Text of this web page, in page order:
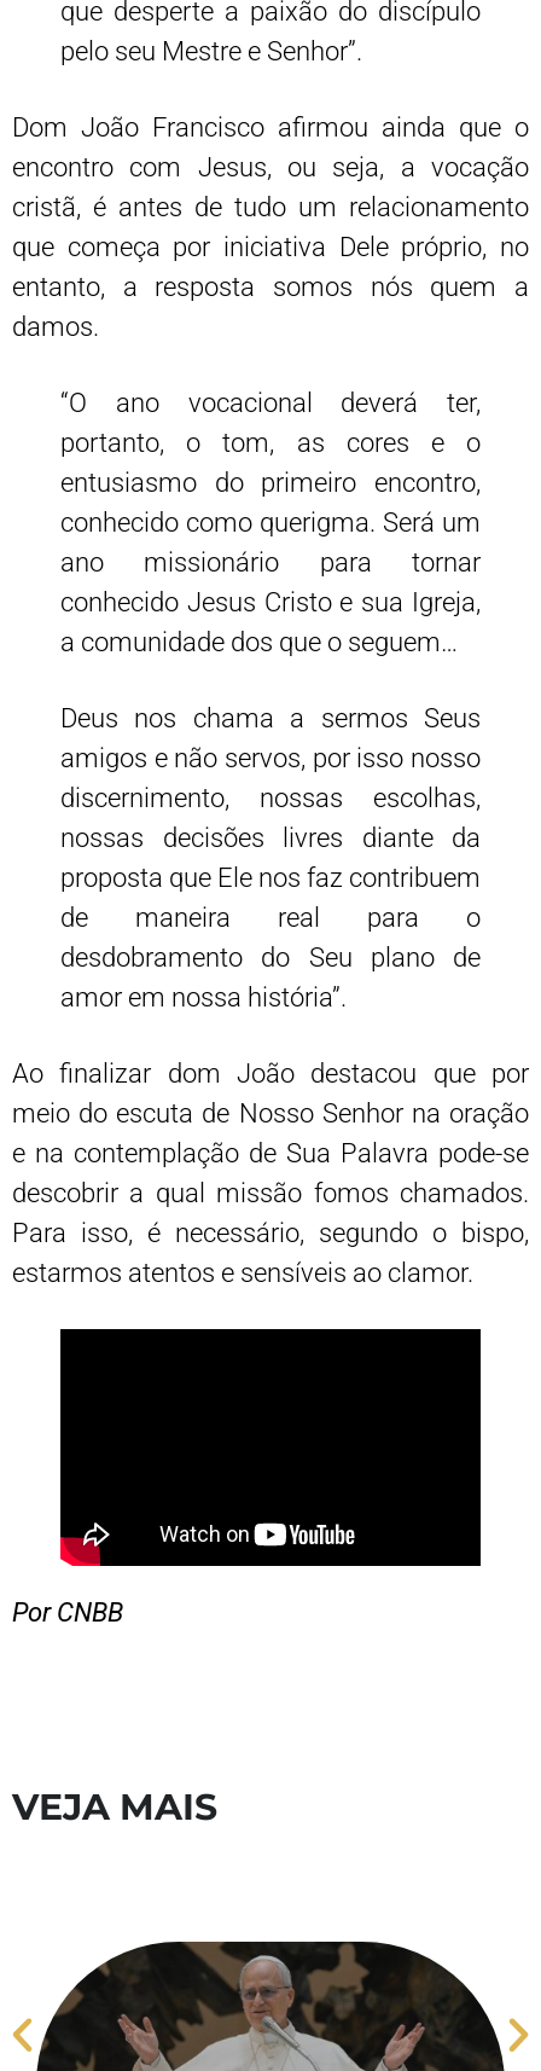
que desperte a paixão do discípulo
pelo seu Mestre e Senhor”.
Dom João Francisco afirmou ainda que o
encontro com Jesus, ou seja, a vocação
cristã, é antes de tudo um relacionamento
que começa por iniciativa Dele próprio, no
entanto, a resposta somos nós quem a
damos.
“O ano vocacional deverá ter,
portanto, o tom, as cores e o
entusiasmo do primeiro encontro,
conhecido como querigma. Será um
ano missionário para tornar
conhecido Jesus Cristo e sua Igreja,
a comunidade dos que o seguem…
Deus nos chama a sermos Seus
amigos e não servos, por isso nosso
discernimento, nossas escolhas,
nossas decisões livres diante da
proposta que Ele nos faz contribuem
de maneira real para o
desdobramento do Seu plano de
amor em nossa história”.
Ao finalizar dom João destacou que por
meio do escuta de Nosso Senhor na oração
e na contemplação de Sua Palavra pode-se
descobrir a qual missão fomos chamados.
Para isso, é necessário, segundo o bispo,
estarmos atentos e sensíveis ao clamor.
Por CNBB
VEJA MAIS